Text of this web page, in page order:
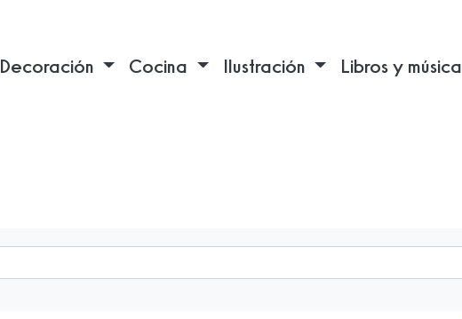
Decoración Cocina Ilustración Libros y música